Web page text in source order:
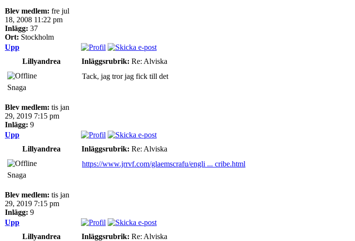
Blev medlem: fre jul
18, 2008 11:22 pm
Inlägg: 37
Ort: Stockholm
Upp
Lillyandrea
Inläggsrubrik: Re: Alviska
Snaga
Blev medlem: tis jan
29, 2019 7:15 pm
Inlägg: 9
Tack, jag tror jag fick till det
Upp
Lillyandrea
Inläggsrubrik: Re: Alviska
Snaga
Blev medlem: tis jan
29, 2019 7:15 pm
Inlägg: 9
https://www.jrrvf.com/glaemscrafu/engli ... cribe.html
Upp
Lillyandrea
Inläggsrubrik: Re: Alviska